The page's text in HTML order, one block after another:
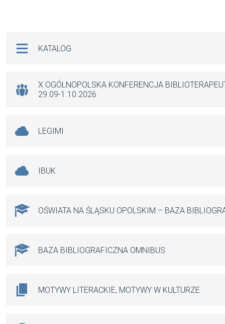
o
k
p
KATALOG
X OGÓLNOPOLSKA KONFERENCJA
29.09-1.10.2026
LEGIMI
IBUK
OŚWIATA NA ŚLĄSKU OPOLSKIM – BAZA
BAZA BIBLIOGRAFICZNA OMNIBUS
MOTYWY LITERACKIE, MOTYWY W KULTURZE